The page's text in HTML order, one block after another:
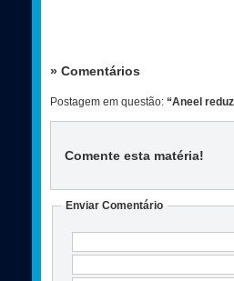
» Comentários
Postagem em questão: “Aneel
Comente esta matéria!
Enviar Comentário